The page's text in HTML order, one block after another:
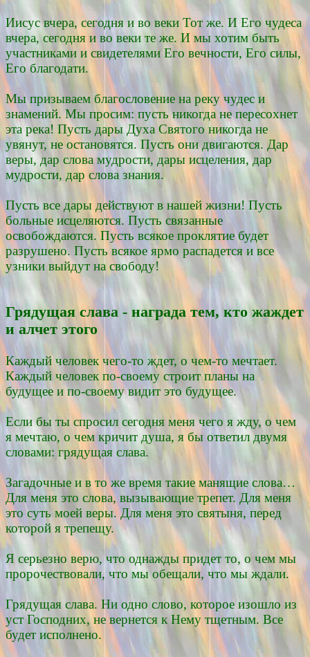
Иисус вчера, сегодня и во веки Тот же. И Его чудеса
вчера, сегодня и во веки те же. И мы хотим быть
участниками и свидетелями Его вечности, Его силы,
Его благодати.
Мы призываем благословение на реку чудес и
знамений. Мы просим: пусть никогда не пересохнет
эта река! Пусть дары Духа Святого никогда не
увянут, не остановятся. Пусть они двигаются. Дар
веры, дар слова мудрости, дары исцеления, дар
мудрости, дар слова знания.
Пусть все дары действуют в нашей жизни! Пусть
больные исцеляются. Пусть связанные
освобождаются. Пусть всякое проклятие будет
разрушено. Пусть всякое ярмо распадется и все
узники выйдут на свободу!
Грядущая слава - награда тем, кто жаждет
и алчет этого
Каждый человек чего-то ждет, о чем-то мечтает.
Каждый человек по-своему строит планы на
будущее и по-своему видит это будущее.
Если бы ты спросил сегодня меня чего я жду, о чем
я мечтаю, о чем кричит душа, я бы ответил двумя
словами: грядущая слава.
Загадочные и в то же время такие манящие слова…
Для меня это слова, вызывающие трепет. Для меня
это суть моей веры. Для меня это святыня, перед
которой я трепещу.
Я серьезно верю, что однажды придет то, о чем мы
пророчествовали, что мы обещали, что мы ждали.
Грядущая слава. Ни одно слово, которое изошло из
уст Господних, не вернется к Нему тщетным. Все
будет исполнено.